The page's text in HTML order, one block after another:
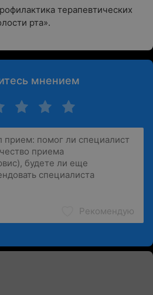
терапевтических
рта».
мнением
Рекомендую